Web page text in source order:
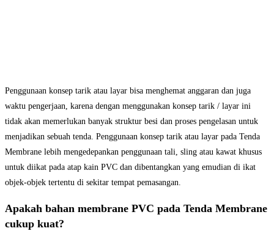
Penggunaan konsep tarik atau layar bisa menghemat anggaran dan juga
waktu pengerjaan, karena dengan menggunakan konsep tarik / layar ini
tidak akan memerlukan banyak struktur besi dan proses pengelasan untuk
menjadikan sebuah tenda. Penggunaan konsep tarik atau layar pada Tenda
Membrane lebih mengedepankan penggunaan tali, sling atau kawat khusus
untuk diikat pada atap kain PVC dan dibentangkan yang emudian di ikat
objek-objek tertentu di sekitar tempat pemasangan.
Apakah bahan membrane PVC pada Tenda Membrane
cukup kuat?